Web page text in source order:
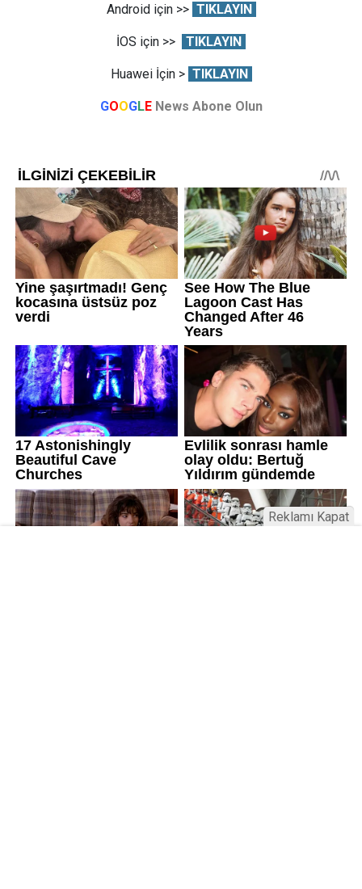
Android için >> TIKLAYIN
İOS için >> TIKLAYIN
Huawei İçin > TIKLAYIN
GOOGLE News Abone Olun
Reklamı Kapat